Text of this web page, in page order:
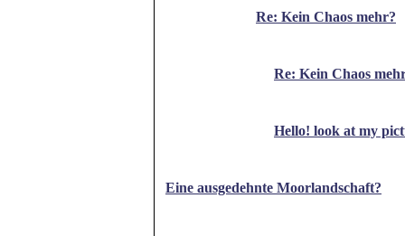
Re: Kein Chaos mehr?
Re: Kein Chaos
Hello! look at my
Eine ausgedehnte Moorlandschaft?